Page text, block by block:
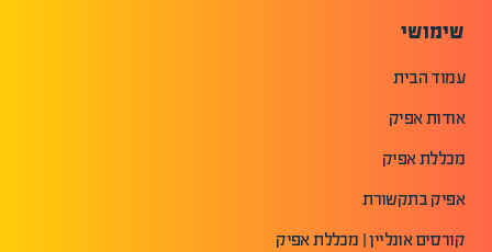
שימושי
עמוד הבית
אודות אפיק
מכללת אפיק
אפיק בתקשורת
קורסים אונליין | מכללת אפיק